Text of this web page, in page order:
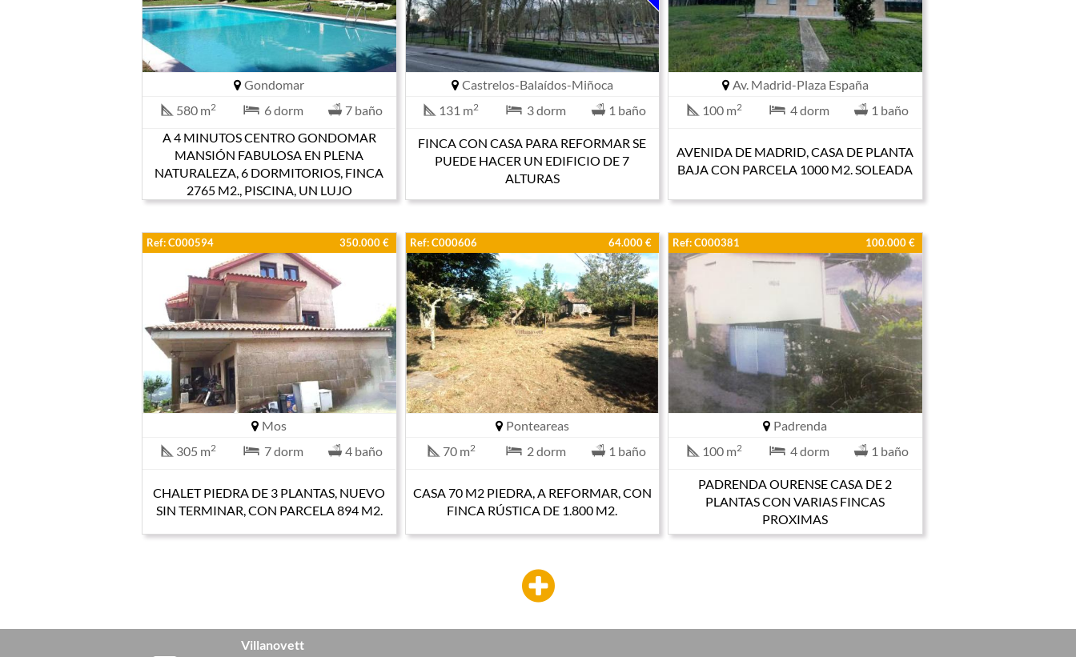
Gondomar
580 m2 6 dorm
7 baño
A 4 MINUTOS CENTRO GONDOMAR
MANSIÓN FABULOSA EN PLENA
NATURALEZA, 6 DORMITORIOS, FINCA
2765 M2., PISCINA, UN LUJO
Castrelos-Balaídos-Miñoca
131 m2 3 dorm 1 baño
FINCA CON CASA PARA REFORMAR SE
PUEDE HACER UN EDIFICIO DE 7
ALTURAS
Av. Madrid-Plaza España
100 m2 4 dorm 1 baño
AVENIDA DE MADRID, CASA DE PLANTA
BAJA CON PARCELA 1000 M2. SOLEADA
Ref: C000594 350.000 €
Mos
305 m2 7 dorm 4 baño
CHALET PIEDRA DE 3 PLANTAS, NUEVO
SIN TERMINAR, CON PARCELA 894 M2.
Ref: C000606 64.000 €
Ponteareas
70 m2 2 dorm 1 baño
CASA 70 M2 PIEDRA, A REFORMAR, CON
FINCA RÚSTICA DE 1.800 M2.
Ref: C000381 100.000 €
Padrenda
100 m2 4 dorm 1 baño
PADRENDA OURENSE CASA DE 2
PLANTAS CON VARIAS FINCAS
PROXIMAS
Villanovett